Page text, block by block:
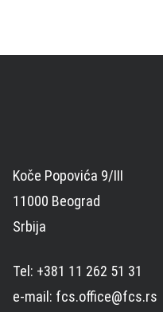
Koče Popovića 9/III
11000 Beograd
Srbija
Tel: +381 11 262 51 31
e-mail: fcs.office@fcs.rs